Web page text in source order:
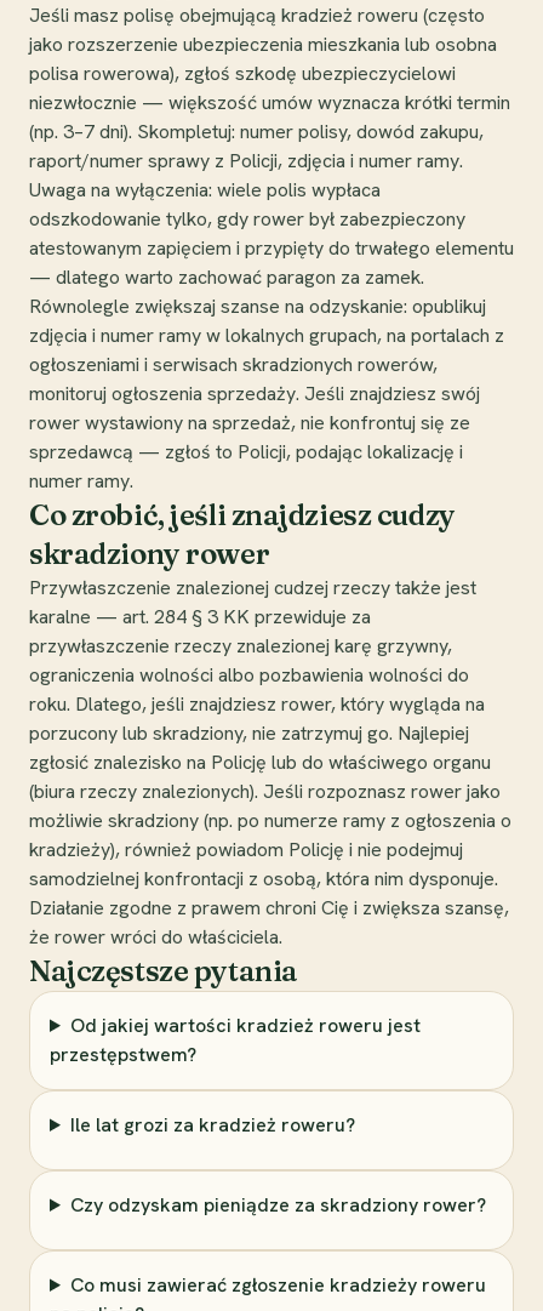
Jeśli masz polisę obejmującą kradzież roweru (często
jako rozszerzenie ubezpieczenia mieszkania lub osobna
polisa rowerowa), zgłoś szkodę ubezpieczycielowi
niezwłocznie — większość umów wyznacza krótki termin
(np. 3–7 dni). Skompletuj: numer polisy, dowód zakupu,
raport/numer sprawy z Policji, zdjęcia i numer ramy.
Uwaga na wyłączenia: wiele polis wypłaca
odszkodowanie tylko, gdy rower był zabezpieczony
atestowanym zapięciem i przypięty do trwałego elementu
— dlatego warto zachować paragon za zamek.
Równolegle zwiększaj szanse na odzyskanie: opublikuj
zdjęcia i numer ramy w lokalnych grupach, na portalach z
ogłoszeniami i serwisach skradzionych rowerów,
monitoruj ogłoszenia sprzedaży. Jeśli znajdziesz swój
rower wystawiony na sprzedaż, nie konfrontuj się ze
sprzedawcą — zgłoś to Policji, podając lokalizację i
numer ramy.
Co zrobić, jeśli znajdziesz cudzy
skradziony rower
Przywłaszczenie znalezionej cudzej rzeczy także jest
karalne — art. 284 § 3 KK przewiduje za
przywłaszczenie rzeczy znalezionej karę grzywny,
ograniczenia wolności albo pozbawienia wolności do
roku. Dlatego, jeśli znajdziesz rower, który wygląda na
porzucony lub skradziony, nie zatrzymuj go. Najlepiej
zgłosić znalezisko na Policję lub do właściwego organu
(biura rzeczy znalezionych). Jeśli rozpoznasz rower jako
możliwie skradziony (np. po numerze ramy z ogłoszenia o
kradzieży), również powiadom Policję i nie podejmuj
samodzielnej konfrontacji z osobą, która nim dysponuje.
Działanie zgodne z prawem chroni Cię i zwiększa szansę,
że rower wróci do właściciela.
Najczęstsze pytania
Od jakiej wartości kradzież roweru jest
przestępstwem?
Ile lat grozi za kradzież roweru?
Czy odzyskam pieniądze za skradziony rower?
Co musi zawierać zgłoszenie kradzieży roweru